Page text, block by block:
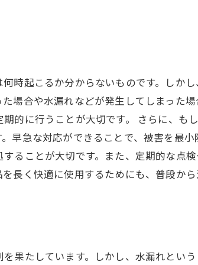
時起こるか分からないものです。しか
場合や水漏れなどが発生してしまった
的に行うことが大切です。 さらに、も
早急な対応ができることで、被害を最
ることが大切です。また、定期的な点
長く快適に使用するためにも、普段から
果たしています。しかし、水漏れとい